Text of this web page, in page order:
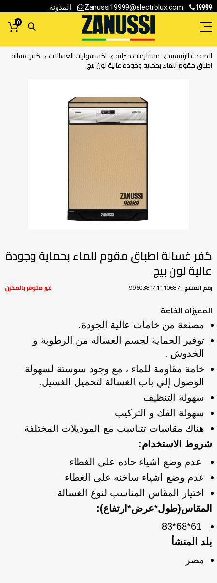
19999
Zanussi19999@electrolux.com المدونة
0
الصفحة الرئيسية مستلزمات منزلية اكسسوارات الغسالات كفر غسالة
اطباق مقوم للماء بحماية وجودة عالية لون بيج
بداية
معرض
الصور
كفر غسالة اطباق مقوم للماء بحماية وجودة
عالية لون بيج
غير متوفر بالمخزن رقم المنتج 996038141110687
المميزات الخاصة
مصنعة من خامات عالية الجودة.
توفير الحماية لجسم الغسالة من الرطوبة و
الخدوش .
خامة مقاومة للماء ، مع وجود سوستة لسهولة
الوصول إلي باب الغسالة لتحميل الغسيل.
سهولة التنظيف
سهولة الفك و التركيب
هناك مقاسات تتناسب مع الموديلات المختلفة
شروط الاستخدام:
عدم وضع اشياء حاده على الغطاء
عدم وضع اشياء ساخنه على الغطاء
اختيار المقاس المناسب لنوع الغسالة
المقاس(طول*عرض*ارتفاع):
بلد المنشأ
مصر